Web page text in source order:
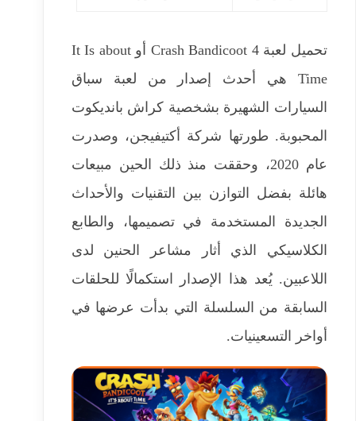
تحميل لعبة Crash Bandicoot 4 أو It Is about
Time هي أحدث إصدار من لعبة سباق
السيارات الشهيرة بشخصية كراش بانديكوت
المحبوبة. طورتها شركة أكتيفيجن، وصدرت
عام 2020، وحققت منذ ذلك الحين مبيعات
هائلة بفضل التوازن بين التقنيات والأحداث
الجديدة المستخدمة في تصميمها، والطابع
الكلاسيكي الذي أثار مشاعر الحنين لدى
اللاعبين. يُعد هذا الإصدار استكمالًا للحلقات
السابقة من السلسلة التي بدأت عرضها في
أواخر التسعينيات.